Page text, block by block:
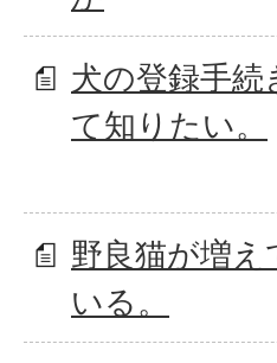
犬の登録手続
て知りたい。
野良猫が増え
いる。